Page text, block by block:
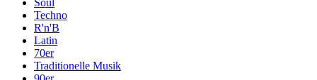
Soul
Techno
R'n'B
Latin
70er
Traditionelle Musik